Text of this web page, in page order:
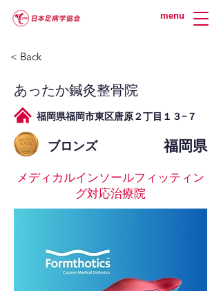
menu
< Back
あったか鍼灸整骨院
福岡県福岡市東区唐原２丁目１３−７
ブロンズ 福岡県
メディカルインソールフィッティン
グ対応治療院